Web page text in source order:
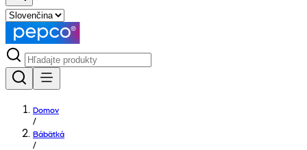
Domov
/
Bábätká
/